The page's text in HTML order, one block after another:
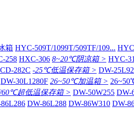
箱 HYC-509T/1099T/509TF/109...
258 HXC-306 8~20℃阴凉箱 > HYC-
282C -25℃低温保存箱 > DW-25L92
DW-30L1280F 26~50℃加温箱 >
超低温保存箱 > DW-50W255 DW-
DW-86L288 DW-86W310 DW-